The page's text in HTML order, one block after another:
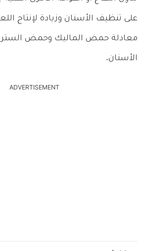
على تنظيف الأسنان وزيادة لإنتاج
معادلة حمض الماليك وحمض
الأسنان.
ADVERTISEMENT